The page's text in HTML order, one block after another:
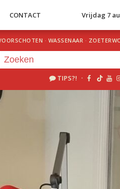
CONTACT Vrijdag 7
· WASSENAAR ·
TIPS?! ·
uur 1 van 2
Volgend